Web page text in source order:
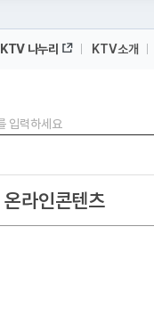
KTV 나누리 KTV소개
온라인콘텐츠